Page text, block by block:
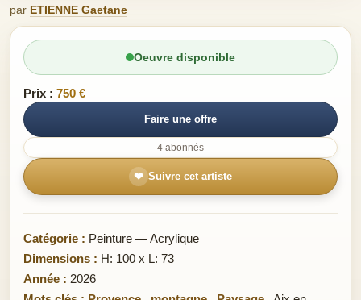
par ETIENNE Gaetane
Oeuvre disponible
Prix : 750 €
Faire une offre
4 abonnés
❤ Suivre cet artiste
Catégorie : Peinture — Acrylique
Dimensions : H: 100 x L: 73
Année : 2026